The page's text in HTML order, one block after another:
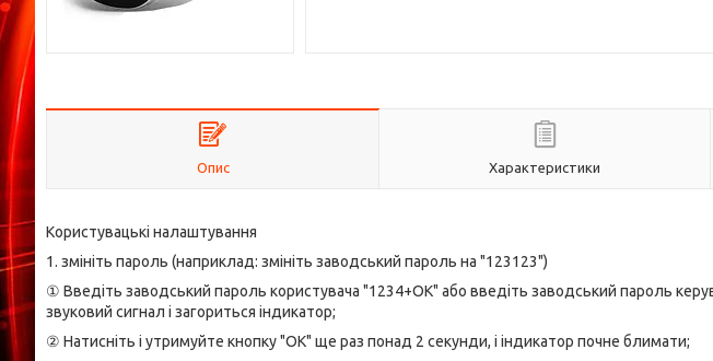
Опис Характеристики
Користувацькі налаштування
1. змініть пароль (наприклад: змініть заводський пароль на "123123")
① Введіть заводський пароль користувача "1234+ОК" або введіть заводський пароль
звуковий сигнал і загориться індикатор;
② Натисніть і утримуйте кнопку "ОК" ще раз понад 2 секунди, і індикатор почне блимати;